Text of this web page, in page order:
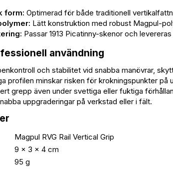
form: Optimerad för både traditionell
Lätt konstruktion med robust Magpul-
Passar 1913 Picatinny-skenor och
användning
och stabilitet vid snabba manövrar,
profilen minskar risken för krokningspunkter på
grepp även under svettiga eller fuktiga
uppgraderingar på verkstad eller i fält.
Magpul RVG Rail Vertical Grip
9 × 3 × 4 cm
95 g